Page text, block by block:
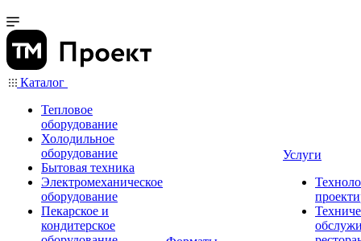
Каталог
Тепловое
оборудование
Холодильное
оборудование
Бытовая техника
Электромеханическое
оборудование
Пекарское и
кондитерское
Услуги